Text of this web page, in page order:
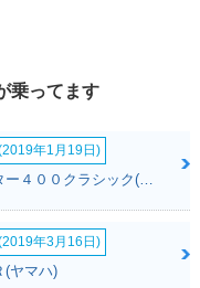
乗ってます
年1月19日)
さとささん:ドラッグスター４００クラシック(ヤマハ)
年3月16日)
(ヤマハ)